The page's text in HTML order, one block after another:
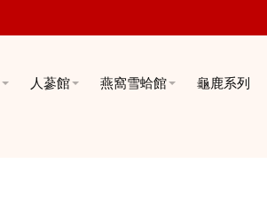
人蔘館 燕窩雪蛤館 龜鹿系列